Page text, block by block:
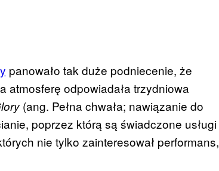
panowało tak duże podniecenie, że
atmosferę odpowiadała trzydniowa
(ang. Pełna chwała; nawiązanie do
poprzez którą są świadczone usługi
nie tylko zainteresował performans,